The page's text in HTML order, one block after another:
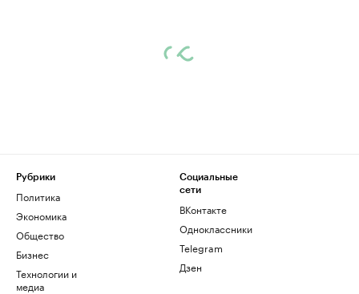
Рубрики
Политика
Экономика
Общество
Бизнес
Технологии и
медиа
Социальные
сети
ВКонтакте
Одноклассники
Telegram
Дзен